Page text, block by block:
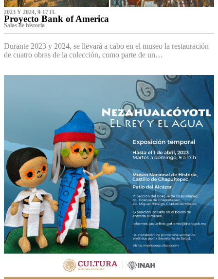
2023 Y 2024, 9-17 H.
Proyecto Bank of America
S‌alas de historia
Durante 2023 y 2024, se llevará a cabo en el museo la restauración
de cuatro obras de la colección, como parte de un…